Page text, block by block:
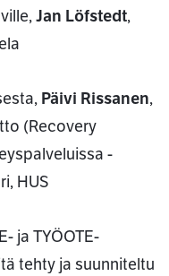
Jan Löfstedt,
Päivi Rissanen,
(Recovery
-
HUS
ja TYÖOTE-
tehty ja suunniteltu